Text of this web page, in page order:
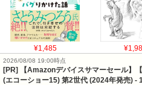
¥1,485
2026/08/08 19:00時点
[PR] 【Amazonデバイスサマーセール】
(エコーショー15) 第2世代 (2024年発売) -